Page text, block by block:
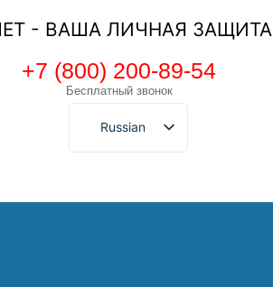
- ВАША ЛИЧНАЯ
+7 (800) 200-89-54
Бесплатный звонок
Russian